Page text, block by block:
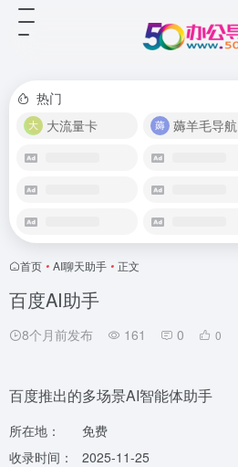
热门
大流量卡
薅羊毛导航
首页 • AI聊天助手 • 正文
百度AI助手
8个月前发布 161 0 0
百度推出的多场景AI智能体助手
所在地：
免费
收录时间：
2025-11-25